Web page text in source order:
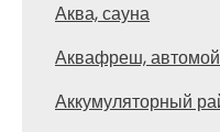
Аква, сауна
Аквафреш,
Аккумуляторный